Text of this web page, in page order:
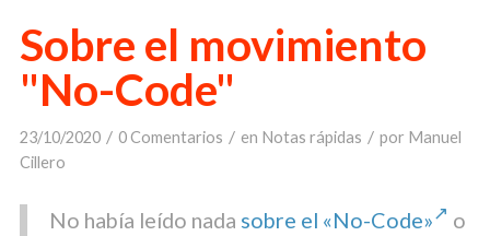
Sobre el movimiento
"No-Code"
23/10/2020 / 0 Comentarios / en Notas rápidas / por Manuel
Cillero
No había leído nada sobre el «No-Code»
o